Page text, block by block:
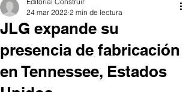
JLG expande su
presencia de fabricación
en Tennessee, Estados
24 mar 2022 2 min de lectura